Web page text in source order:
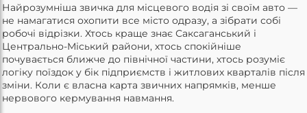
Найрозумніша звичка для місцевого водія зі своїм авто —
не намагатися охопити все місто одразу, а зібрати собі
робочі відрізки. Хтось краще знає Саксаганський і
Центрально-Міський райони, хтось спокійніше
почувається ближче до північної частини, хтось розуміє
логіку поїздок у бік підприємств і житлових кварталів після
зміни. Коли є власна карта звичних напрямків, менше
нервового кермування навмання.